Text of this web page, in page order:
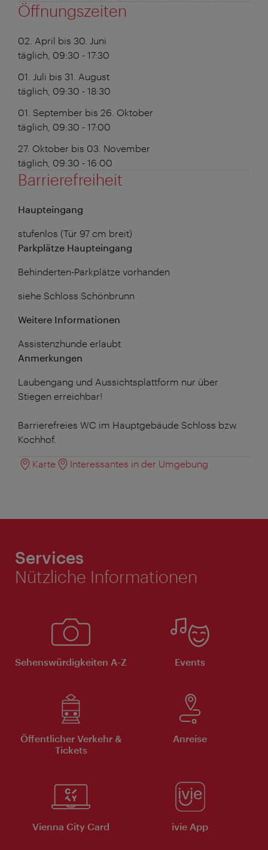
Öffnungszeiten
02. April bis 30. Juni
täglich, 09:30 - 17:30
01. Juli bis 31. August
täglich, 09:30 - 18:30
01. September bis 26. Oktober
täglich, 09:30 - 17:00
27. Oktober bis 03. November
täglich, 09:30 - 16:00
Barrierefreiheit
Haupteingang
stufenlos (Tür 97 cm breit)
Parkplätze Haupteingang
Behinderten-Parkplätze vorhanden
siehe Schloss Schönbrunn
Weitere Informationen
Assistenzhunde erlaubt
Anmerkungen
Laubengang und Aussichtsplattform nur über
Stiegen erreichbar!
Barrierefreies WC im Hauptgebäude Schloss bzw.
Kochhof.
Karte Interessantes in der Umgebung
Services
Nützliche Informationen
Sehenswürdigkeiten A-Z Events
Öffentlicher Verkehr &
Tickets
Anreise
Vienna City Card ivie App